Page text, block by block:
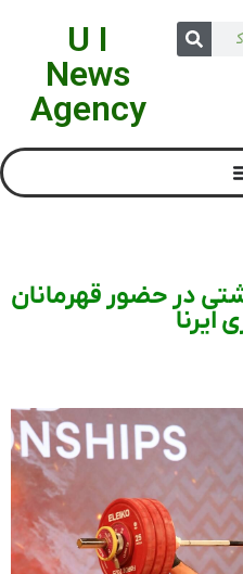
U I
News
Agency
در حضور قهرمانان
ایرنا